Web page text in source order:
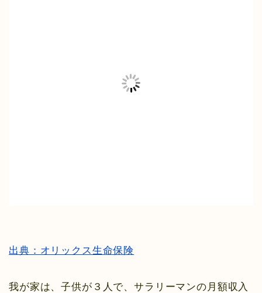
出典：オリックス生命保険
我が家は、子供が３人で、サラリーマンの月額収入